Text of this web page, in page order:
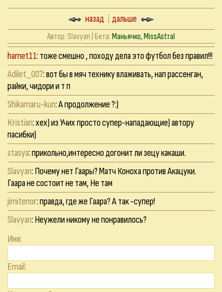
назад дальше
Автор: Slavyan | Бета:Маньячко, MissAstral
hamet11: тоже смешно , походу дела это футбол без правил!!!
Adilet_007: вот бы в мяч технику влаживать, нап рассенган,
райки, чидори и т п
Shikamaru-kun: А продолжение ?:)
Kristian: хех) из Учих просто супер-нападающие) автору
пасибки)
stasya: прикольно,интересно догонит ли зецу какаши.
Slavyan: Почему нет Гаары? Матч Коноха против Акацуки.
Гаара не состоит не там, Не там
jimitenor: правда, где же Гаара? А так -супер!
Slavyan: Неужели никому не понравилось?
Имя:
Email: